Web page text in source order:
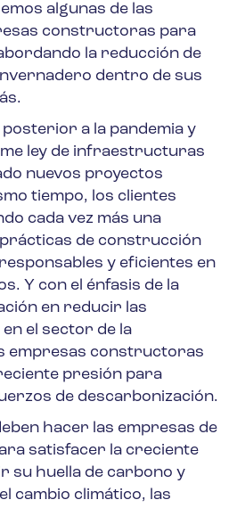
algunas de las
constructoras para
la reducción de
dentro de sus
a la pandemia y
ley de infraestructuras
nuevos proyectos
tiempo, los clientes
cada vez más una
de construcción
y eficientes en
Y con el énfasis de la
en reducir las
en el sector de la
empresas constructoras
presión para
de descarbonización.
hacer las empresas de
satisfacer la creciente
su huella de carbono y
cambio climático, las